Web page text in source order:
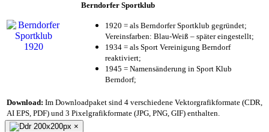
Berndorfer Sportklub
1920 = als Berndorfer Sportklub gegründet;
Vereinsfarben: Blau-Weiß – später eingestellt;
1934 = als Sport Vereinigung Berndorf
reaktiviert;
1945 = Namensänderung in Sport Klub
Berndorf;
Download: Im Downloadpaket sind 4 verschiedene Vektorgrafikformate (CDR,
AI EPS, PDF) und 3 Pixelgrafikformate (JPG, PNG, GIF) enthalten.
×